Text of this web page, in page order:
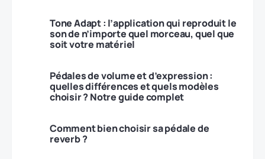
Tone Adapt : l’application qui reproduit le
son de n’importe quel morceau, quel que
soit votre matériel
Pédales de volume et d’expression :
quelles différences et quels modèles
choisir ? Notre guide complet
Comment bien choisir sa pédale de
reverb ?